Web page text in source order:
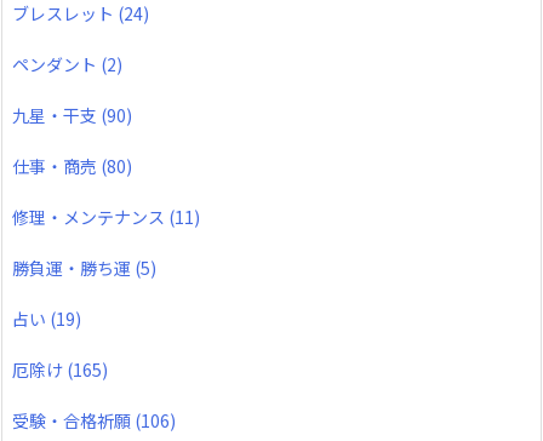
ブレスレット (24)
ペンダント (2)
九星・干支 (90)
仕事・商売 (80)
修理・メンテナンス (11)
勝負運・勝ち運 (5)
占い (19)
厄除け (165)
受験・合格祈願 (106)